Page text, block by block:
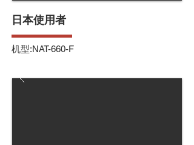
日本使用者
机型:NAT-660-F